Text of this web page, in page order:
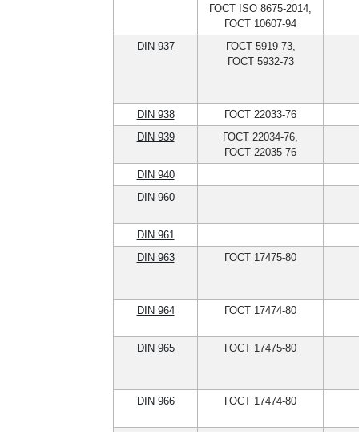
ГОСТ ISO 8675-2014,
ГОСТ 10607-94
DIN 937
ГОСТ 5919-73,
ГОСТ 5932-73
DIN 938
ГОСТ 22033-76
DIN 939
ГОСТ 22034-76,
ГОСТ 22035-76
DIN 940
DIN 960
DIN 961
DIN 963
ГОСТ 17475-80
DIN 964 ГОСТ 17474-80
DIN 965
ГОСТ 17475-80
DIN 966 ГОСТ 17474-80